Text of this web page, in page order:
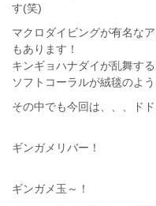
す(笑)
マクロダイビングが有名な
もあります！
キンギョハナダイが乱舞する
ソフトコーラルが絨毯のよ
その中でも今回は、、、ドド
ギンガメリバー！
ギンガメ玉～！